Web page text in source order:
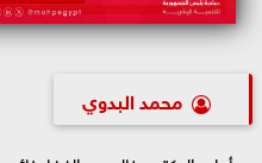
محمد البدوي